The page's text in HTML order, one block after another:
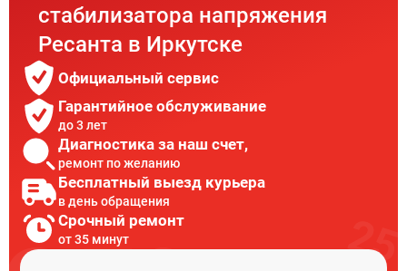
стабилизатора напряжения
Ресанта в Иркутске
Официальный сервис
Гарантийное обслуживание
до 3 лет
Диагностика за наш счет,
ремонт по желанию
Бесплатный выезд курьера
в день обращения
Срочный ремонт
от 35 минут